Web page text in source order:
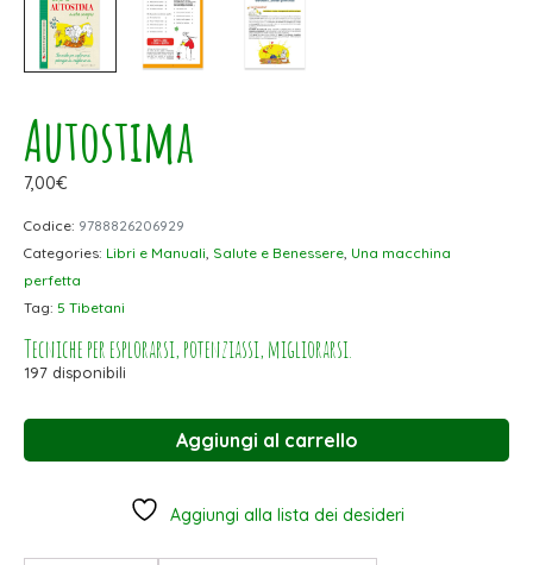
Autostima
7,00€
Codice: 9788826206929
Categories: Libri e Manuali, Salute e Benessere, Una macchina
perfetta
Tag: 5 Tibetani
Tecniche per esplorarsi, potenziassi, migliorarsi.
197 disponibili
Aggiungi al carrello
Aggiungi alla lista dei desideri